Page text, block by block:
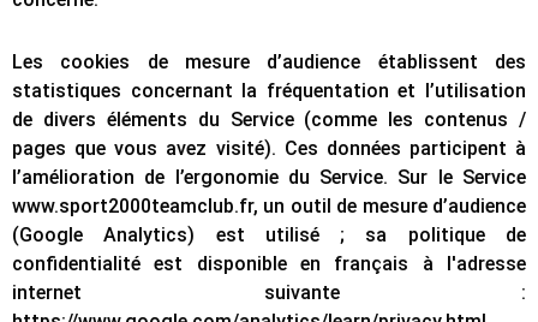
Les cookies de mesure d’audience établissent des
statistiques concernant la fréquentation et l’utilisation
de divers éléments du Service (comme les contenus /
pages que vous avez visité). Ces données participent à
l’amélioration de l’ergonomie du Service. Sur le Service
www.sport2000teamclub.fr, un outil de mesure d’audience
(Google Analytics) est utilisé ; sa politique de
confidentialité est disponible en français à l'adresse
internet suivante :